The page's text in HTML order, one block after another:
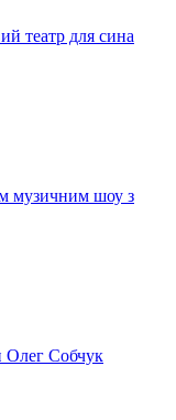
театр для сина
музичним шоу з
Олег Собчук